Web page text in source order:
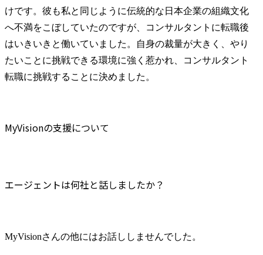
けです。彼も私と同じように伝統的な日本企業の組織文化
へ不満をこぼしていたのですが、コンサルタントに転職後
はいきいきと働いていました。自身の裁量が大きく、やり
たいことに挑戦できる環境に強く惹かれ、コンサルタント
転職に挑戦することに決めました。
MyVisionの支援について
エージェントは何社と話しましたか？
MyVisionさんの他にはお話ししませんでした。